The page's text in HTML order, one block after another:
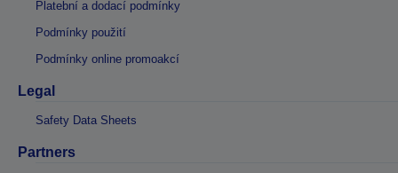
Platební a dodací podmínky
Podmínky použití
Podmínky online promoakcí
Legal
Safety Data Sheets
Partners